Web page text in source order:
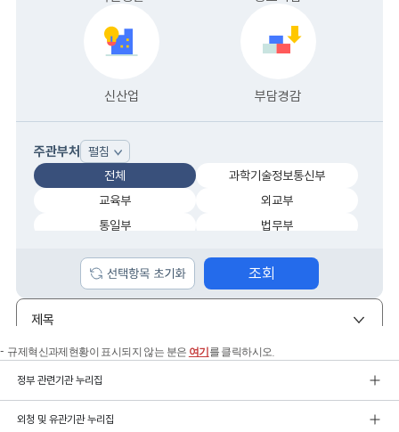
규제혁신과제현황이 표시되지 않는 분은 여기 를 클릭하시오.
정부 관련기관 누리집
외청 및 유관기관 누리집